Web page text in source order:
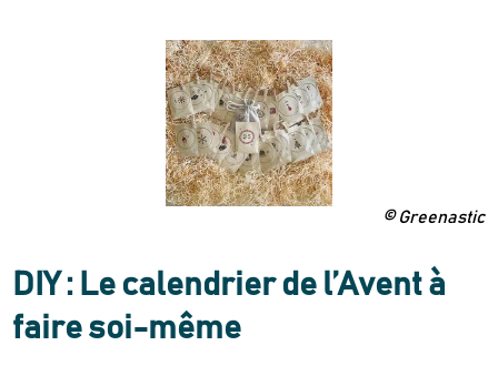
& recettesapprouvés parLe Kaba !
© Greenastic
DIY : Le calendrier de l’Avent à
faire soi-même